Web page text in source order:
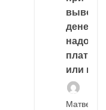
выводе
денег,
надо
платить
или
Матвей